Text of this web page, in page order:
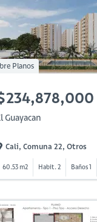
Planos
Guayacan
Cali, Comuna 22, Otros
60.53 m2 Habit. 2 Baños 1